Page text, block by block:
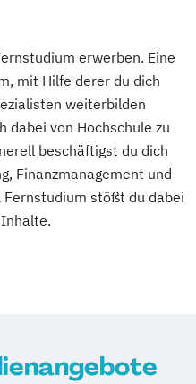
erwerben. Eine
mit Hilfe derer du dich
weiterbilden
dabei von Hochschule zu
beschäftigst du dich
Finanzmanagement und
stößt du dabei